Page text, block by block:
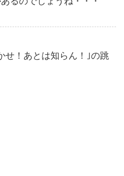
せ！あとは知らん！｣の跳